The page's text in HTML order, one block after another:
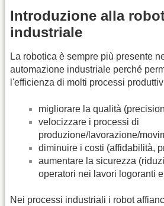
Introduzione alla
industriale
La robotica è sempre più presente
automazione industriale perché
l'efficienza di molti processi
migliorare la qualità
velocizzare i processi di
produzione/lavorazione/
diminuire i costi (affidabilità,
aumentare la sicurezza
operatori nei lavori logoranti
Nei processi industriali i robot